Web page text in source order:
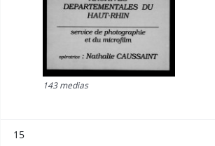
143 medias
15